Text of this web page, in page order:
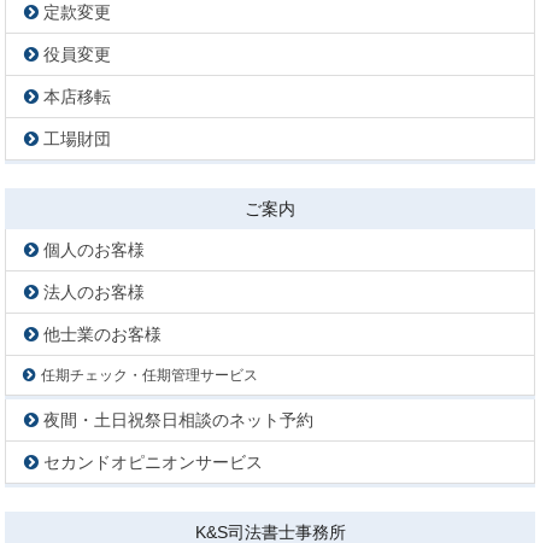
定款変更
役員変更
本店移転
工場財団
ご案内
個人のお客様
法人のお客様
他士業のお客様
任期チェック・任期管理サービス
夜間・土日祝祭日相談のネット予約
セカンドオピニオンサービス
K&S司法書士事務所